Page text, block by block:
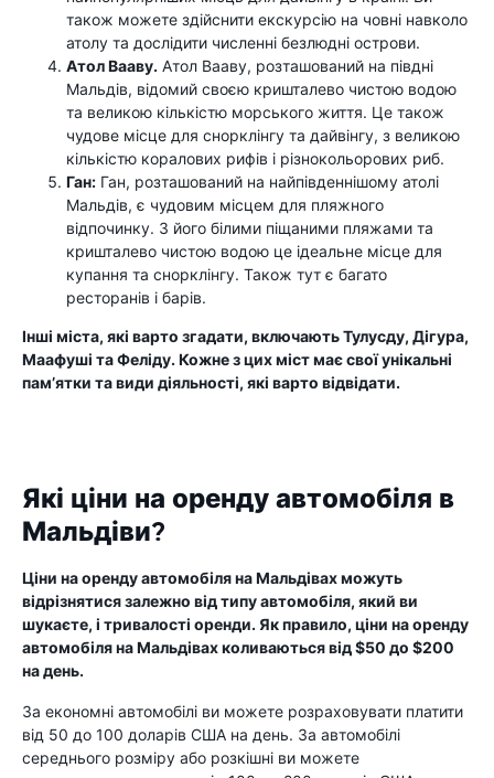
також можете здійснити екскурсію на човні навколо
атолу та дослідити численні безлюдні острови.
Атол Вааву. Атол Вааву, розташований на півдні
Мальдів, відомий своєю кришталево чистою водою
та великою кількістю морського життя. Це також
чудове місце для снорклінгу та дайвінгу, з великою
кількістю коралових рифів і різнокольорових риб.
Ган: Ган, розташований на найпівденнішому атолі
Мальдів, є чудовим місцем для пляжного
відпочинку. З його білими піщаними пляжами та
кришталево чистою водою це ідеальне місце для
купання та снорклінгу. Також тут є багато
ресторанів і барів.
Інші міста, які варто згадати, включають Тулусду, Дігура,
Маафуші та Феліду. Кожне з цих міст має свої унікальні
пам’ятки та види діяльності, які варто відвідати.
Які ціни на оренду автомобіля в
Мальдіви?
Ціни на оренду автомобіля на Мальдівах можуть
відрізнятися залежно від типу автомобіля, який ви
шукаєте, і тривалості оренди. Як правило, ціни на оренду
автомобіля на Мальдівах коливаються від $50 до $200
на день.
За економні автомобілі ви можете розраховувати платити
від 50 до 100 доларів США на день. За автомобілі
середнього розміру або розкішні ви можете